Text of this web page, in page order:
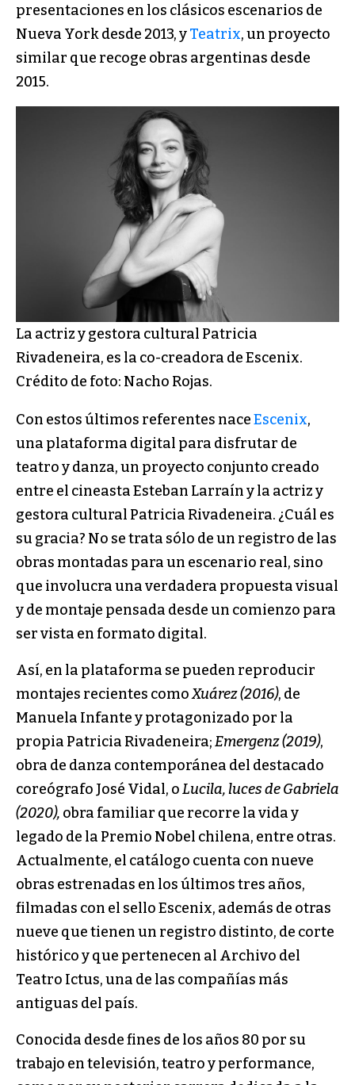
presentaciones en los clásicos escenarios de
Nueva York desde 2013, yTeatrix, un proyecto
similar que recoge obras argentinas desde
2015.
La actriz y gestora cultural Patricia
Rivadeneira, es la co-creadora de Escenix.
Crédito de foto: Nacho Rojas.
Con estos últimos referentes naceEscenix,
una plataforma digital para disfrutar de
teatro y danza, un proyecto conjunto creado
entre el cineasta Esteban Larraín y la actriz y
gestora cultural Patricia Rivadeneira. ¿Cuál es
su gracia? No se trata sólo de un registro de las
obras montadas para un escenario real, sino
que involucra una verdadera propuesta visual
y de montaje pensada desde un comienzo para
ser vista en formato digital.
Así, en la plataforma se pueden reproducir
montajes recientes comoXuárez (2016), de
Manuela Infante y protagonizado por la
propia Patricia Rivadeneira;Emergenz (2019),
obra de danza contemporánea del destacado
coreógrafo José Vidal, oLucila, luces de Gabriela
(2020), obra familiar que recorre la vida y
legado de la Premio Nobel chilena, entre otras.
Actualmente, el catálogo cuenta con nueve
obras estrenadas en los últimos tres años,
filmadas con el sello Escenix, además de otras
nueve que tienen un registro distinto, de corte
histórico y que pertenecen al Archivo del
Teatro Ictus, una de las compañías más
antiguas del país.
Conocida desde fines de los años 80 por su
trabajo en televisión, teatro y performance,